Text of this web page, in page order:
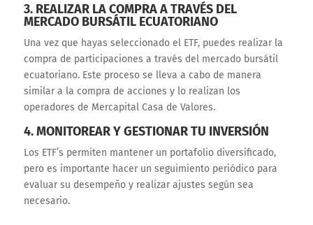
3. REALIZAR LA COMPRA A TRAVÉS DEL
MERCADO BURSÁTIL ECUATORIANO
Una vez que hayas seleccionado el ETF, puedes realizar la
compra de participaciones a través del mercado bursátil
ecuatoriano. Este proceso se lleva a cabo de manera
similar a la compra de acciones y lo realizan los
operadores de Mercapital Casa de Valores.
4. MONITOREAR Y GESTIONAR TU INVERSIÓN
Los ETF’s permiten mantener un portafolio diversificado,
pero es importante hacer un seguimiento periódico para
evaluar su desempeño y realizar ajustes según sea
necesario.